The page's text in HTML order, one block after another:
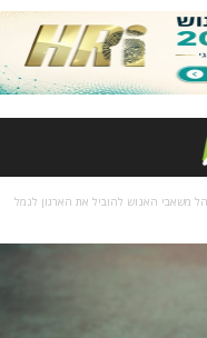
משאבי האנוש להוביל את הארגון לנמל